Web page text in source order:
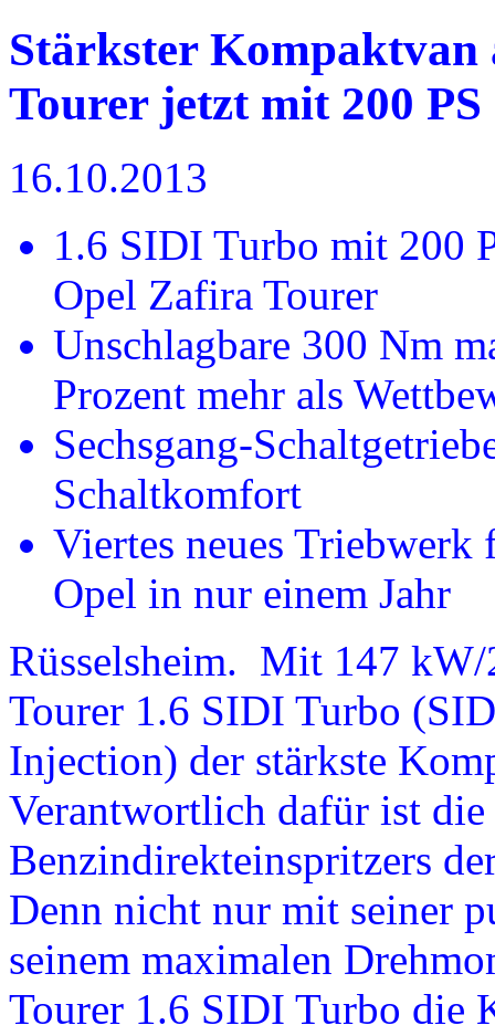
Stärkster
Tourer jetzt mit 200 PS
16.10.2013
1.6 SIDI Turbo mit 200
Opel Zafira Tourer
Unschlagbare 300 Nm
Prozent mehr als
Sechsgang-
Schaltkomfort
Viertes neues
Opel in nur einem Jahr
Rüsselsheim. Mit 147 kW/
Tourer 1.6 SIDI Turbo
Injection) der stärkste
Verantwortlich dafür ist
Benzindirekteinspritzers
Denn nicht nur mit seiner
seinem maximalen
Tourer 1.6 SIDI Turbo die